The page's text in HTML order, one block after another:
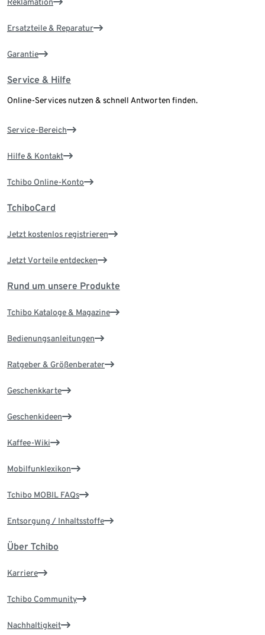
Reklamation
Ersatzteile & Reparatur
Garantie
Service & Hilfe
Online-Services nutzen & schnell Antworten finden.
Service-Bereich
Hilfe & Kontakt
Tchibo Online-Konto
TchiboCard
Jetzt kostenlos registrieren
Jetzt Vorteile entdecken
Rund um unsere Produkte
Tchibo Kataloge & Magazine
Bedienungsanleitungen
Ratgeber & Größenberater
Geschenkkarte
Geschenkideen
Kaffee-Wiki
Mobilfunklexikon
Tchibo MOBIL FAQs
Entsorgung / Inhaltsstoffe
Über Tchibo
Karriere
Tchibo Community
Nachhaltigkeit